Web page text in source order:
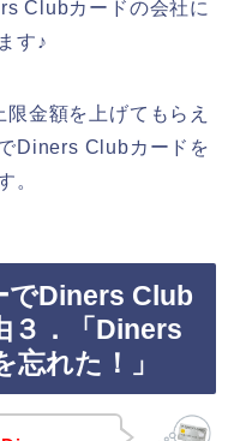
Clubカードの会社に
す♪
金額を上げてもらえ
Diners Clubカードを
。
でDiners Club
３．「Diners
れた！」